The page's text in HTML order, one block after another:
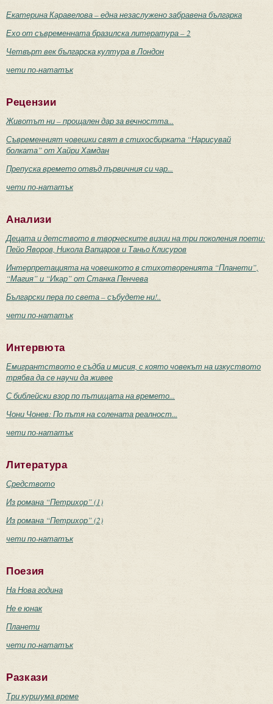
Екатерина Каравелова – една незаслужено забравена българка
Ехо от съвременната бразилска литература – 2
Четвърт век българска култура в Лондон
чети по-нататък
Рецензии
Животът ни – прощален дар за вечността...
Съвременният човешки свят в стихосбирката “Нарисувай
болката” от Хайри Хамдан
Препуска времето отвъд първичния си чар...
чети по-нататък
Анализи
Децата и детството в творческите визии на три поколения поети:
Пейо Яворов, Никола Вапцаров и Таньо Клисуров
Интерпретацията на човешкото в стихотворенията “Планети”,
“Магия” и “Икар” от Станка Пенчева
Български пера по света – събудете ни!..
чети по-нататък
Интервюта
Емигрантството е съдба и мисия, с която човекът на изкуството
трябва да се научи да живее
С библейски взор по пътищата на времето...
Чони Чонев: По пътя на солената реалност...
чети по-нататък
Литература
Средството
Из романа “Петрихор” (1)
Из романа “Петрихор” (2)
чети по-нататък
Поезия
На Нова година
Не е юнак
Планети
чети по-нататък
Разкази
Три куршума време